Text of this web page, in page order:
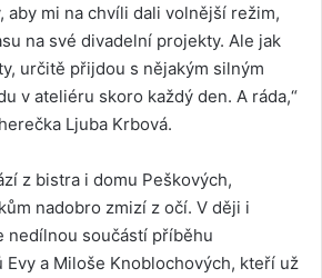
aby mi na chvíli dali volnější režim,
na své divadelní projekty. Ale jak
určitě přijdou s nějakým silným
v ateliéru skoro každý den. A ráda,“
Ljuba Krbová.
z bistra i domu Peškových,
nadobro zmizí z očí. V ději i
nedílnou součástí příběhu
Evy a Miloše Knoblochových, kteří už